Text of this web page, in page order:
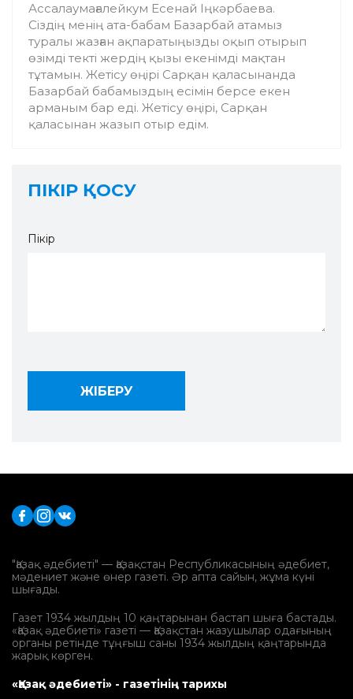
Ассалаумағалейкум Есенай Іңкәрбаева.
Сіздің менің ата-бабам Базарбай атамыз
туралы жазған ақпаратыңызды оқып отырып
өзімді текті жердің қызы екенімді мақтан
тұтамын. Жетісу өңірі Сарқан қаласынанда
Базарбай бабамыздың есімін берсе екен
арманым бар еді. Жетісу өңірі, Сарқан
қаласынан жазып отыр едім.
ПІКІР ҚОСУ
Пікір
"Қазақ әдебиеті" — Қазақстан Республикасының әдебиет,
мәдениет және өнер газеті. Әр апта сайын, жұма күні
шығады.
Газет 1934 жылдың 10 қаңтарынан бастап шыға бастады.
«Қазақ әдебиеті» газеті — Қазақстан жазушылар одағының
органы ретінде тұңғыш саны 1934 жылдың қаңтарында
жарық көрген.
«Қазақ әдебиеті» - газетінің тарихы